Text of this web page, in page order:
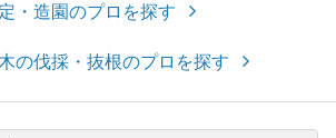
・造園のプロを探す
の伐採・抜根のプロを探す